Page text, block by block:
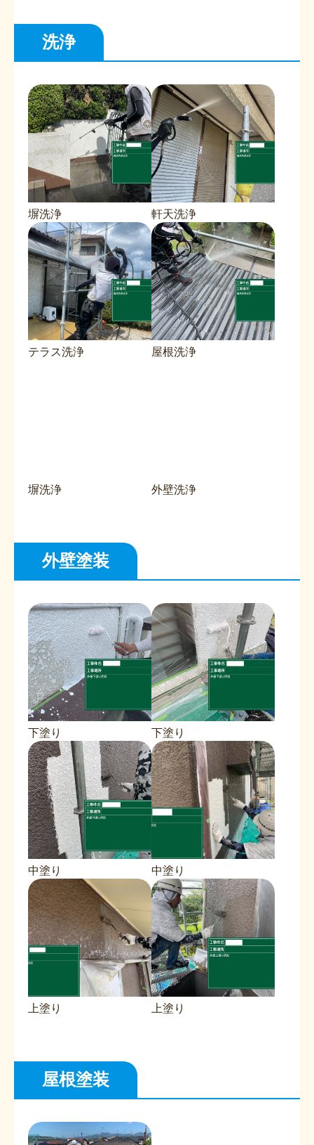
洗浄
塀洗浄 軒天洗浄
テラス洗浄 屋根洗浄
塀洗浄 外壁洗浄
外壁塗装
下塗り 下塗り
中塗り 中塗り
上塗り 上塗り
屋根塗装